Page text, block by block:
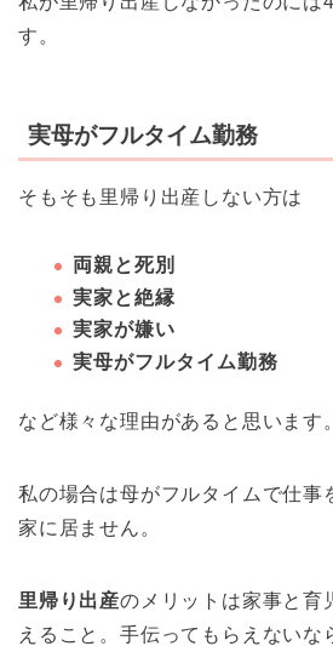
す。
実母がフルタイム勤務
そもそも里帰り出産しない方は
両親と死別
実家と絶縁
実家が嫌い
実母がフルタイム勤務
など様々な理由があると思います。
私の場合は母がフルタイムで仕事
家に居ません。
里帰り出産のメリットは家事と育
えること。手伝ってもらえないな